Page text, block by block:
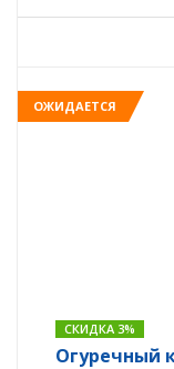
ОЖИДАЕТСЯ
СКИДКА 3%
Огуречный